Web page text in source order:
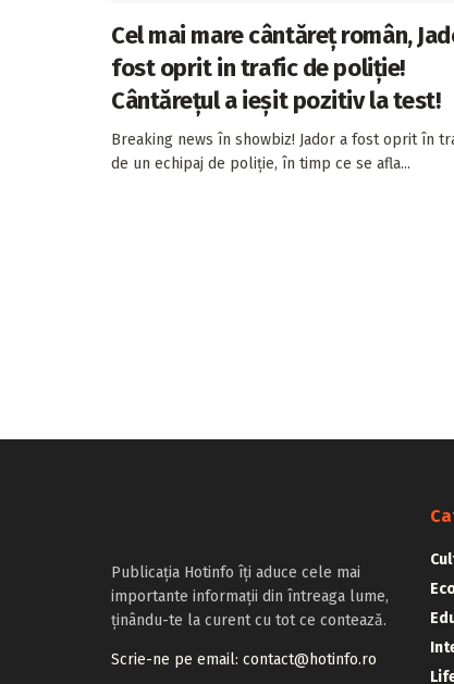
Cel mai mare cântăreț român,
fost oprit in trafic de poliție!
Cântărețul a ieșit pozitiv la test!
Breaking news în showbiz! Jador a fost oprit în
de un echipaj de poliție, în timp ce se afla...
Publicația Hotinfo îți aduce cele mai
importante informații din întreaga lume,
ținându-te la curent cu tot ce contează.
Scrie-ne pe email: contact@hotinfo.ro